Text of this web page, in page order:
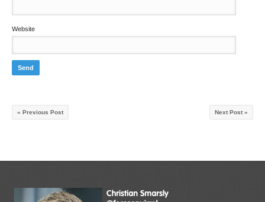
Website
Next Post »
« Previous Post